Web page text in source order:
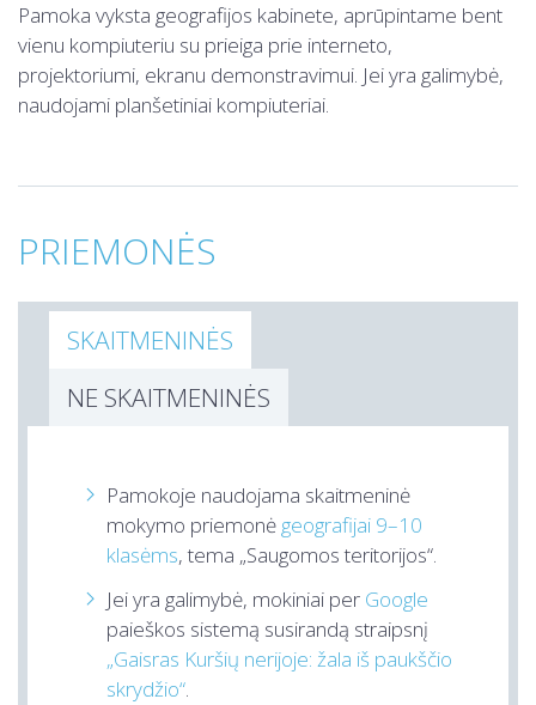
Pamoka vyksta geografijos kabinete, aprūpintame bent
vienu kompiuteriu su prieiga prie interneto,
projektoriumi, ekranu demonstravimui. Jei yra galimybė,
naudojami planšetiniai kompiuteriai.
PRIEMONĖS
SKAITMENINĖS
NE SKAITMENINĖS
Pamokoje naudojama skaitmeninė
mokymo priemonė geografijai 9–10
klasėms, tema „Saugomos teritorijos“.
Jei yra galimybė, mokiniai per Google
paieškos sistemą susirandą straipsnį
„Gaisras Kuršių nerijoje: žala iš paukščio
skrydžio“.